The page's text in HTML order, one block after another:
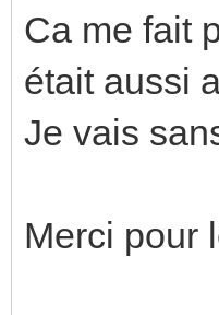
Ca me fait
était aussi
Je vais
Merci pour